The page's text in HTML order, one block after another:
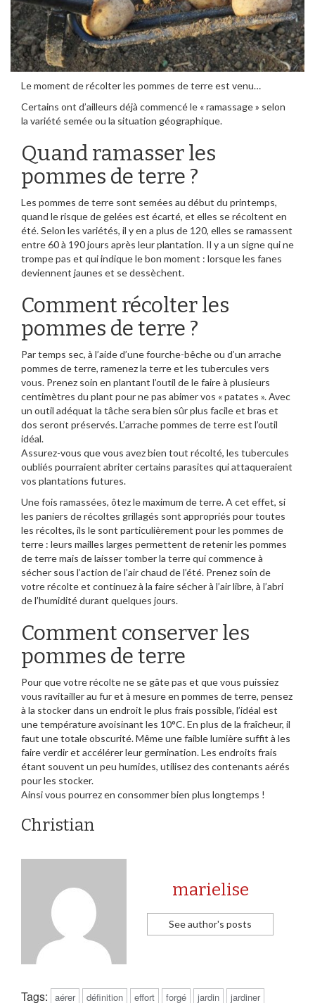
Le moment de récolter les pommes de terre est venu…
Certains ont d’ailleurs déjà commencé le « ramassage » selon
la variété semée ou la situation géographique.
Quand ramasser les
pommes de terre ?
Les pommes de terre sont semées au début du printemps,
quand le risque de gelées est écarté, et elles se récoltent en
été. Selon les variétés, il y en a plus de 120, elles se ramassent
entre 60 à 190 jours après leur plantation. Il y a un signe qui ne
trompe pas et qui indique le bon moment : lorsque les fanes
deviennent jaunes et se dessèchent.
Comment récolter les
pommes de terre ?
Par temps sec, à l’aide d’une fourche-bêche ou d’un arrache
pommes de terre, ramenez la terre et les tubercules vers
vous. Prenez soin en plantant l’outil de le faire à plusieurs
centimètres du plant pour ne pas abimer vos « patates ». Avec
un outil adéquat la tâche sera bien sûr plus facile et bras et
dos seront préservés. L’arrache pommes de terre est l’outil
idéal.
Assurez-vous que vous avez bien tout récolté, les tubercules
oubliés pourraient abriter certains parasites qui attaqueraient
vos plantations futures.
Une fois ramassées, ôtez le maximum de terre. A cet effet, si
les paniers de récoltes grillagés sont appropriés pour toutes
les récoltes, ils le sont particulièrement pour les pommes de
terre : leurs mailles larges permettent de retenir les pommes
de terre mais de laisser tomber la terre qui commence à
sécher sous l’action de l’air chaud de l’été. Prenez soin de
votre récolte et continuez à la faire sécher à l’air libre, à l’abri
de l’humidité durant quelques jours.
Comment conserver les
pommes de terre
Pour que votre récolte ne se gâte pas et que vous puissiez
vous ravitailler au fur et à mesure en pommes de terre, pensez
à la stocker dans un endroit le plus frais possible, l’idéal est
une température avoisinant les 10°C. En plus de la fraîcheur, il
faut une totale obscurité. Même une faible lumière suffit à les
faire verdir et accélérer leur germination. Les endroits frais
étant souvent un peu humides, utilisez des contenants aérés
pour les stocker.
Ainsi vous pourrez en consommer bien plus longtemps !
Christian
marielise
See author's posts
Tags: aérer définition effort forgé jardin jardiner